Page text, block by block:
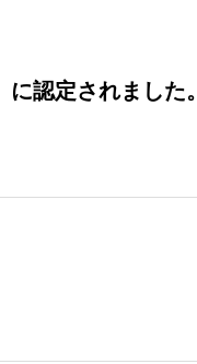
認定されました。